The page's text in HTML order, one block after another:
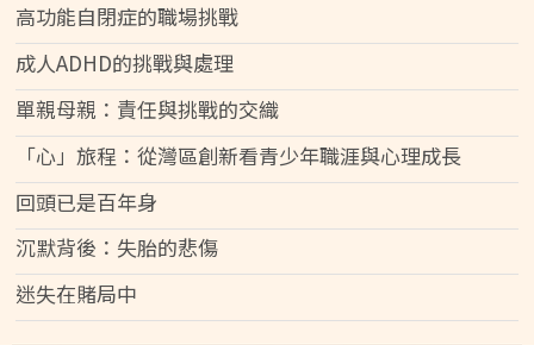
高功能自閉症的職場挑戰
成人ADHD的挑戰與處理
單親母親：責任與挑戰的交織
「心」旅程：從灣區創新看青少年職涯與心理成長
回頭已是百年身
沉默背後：失胎的悲傷
迷失在賭局中